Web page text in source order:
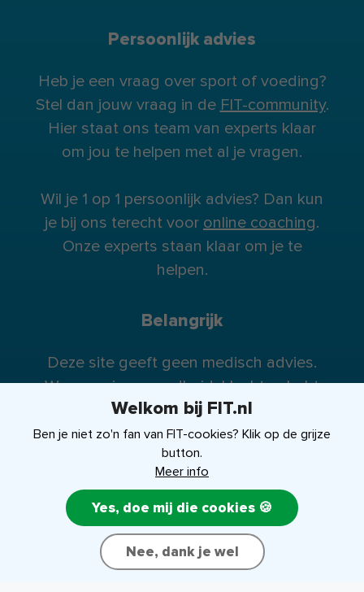
Persoonlijk advies
Heb je een vraag over sport of voeding?
Stel dan jouw vraag in de FIT-community.
Hier staat ons team van experts klaar
om jou te helpen met al je vragen.
Wil je 1 op 1 persoonlijk advies? Dan kun
je bij ons terecht voor online coaching.
Onze experts staan klaar om je te
helpen.
Belangrijk
Deze site geeft geen medisch advies.
Wanneer je gezondheidsklachten hebt
raden wij je te allen tijde aan contact op
te nemen met je huisarts (of eventueel
specialist).
FIT-shop Over ons
Welkom bij FIT.nl
Ben je niet zo'n fan van FIT-cookies? Klik op de grijze
button.
Meer info
Yes, doe mij die cookies 🍪
Nee, dank je wel